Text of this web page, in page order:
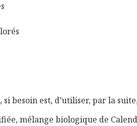
si besoin est, d’utiliser, par la
mélange biologique de